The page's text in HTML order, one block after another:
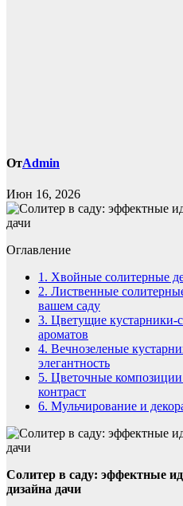
ОтAdmin
Июн 16, 2026
Оглавление
1. Хвойные солитерные
2. Лиственные
вашем саду
3. Цветущие кустарники-
ароматов
4. Вечнозеленые
элегантность
5. Цветочные композиции
контраст
6. Мульчирование и
Солитер в саду: эффектные
дизайна дачи